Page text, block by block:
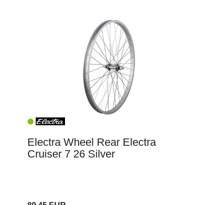
Electra Wheel Rear Electra
Cruiser 7 26 Silver